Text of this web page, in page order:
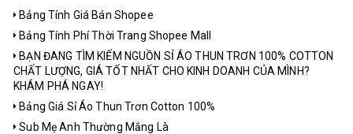
Bảng Tính Giá Bán Shopee
Bảng Tính Phí Thời Trang Shopee Mall
BẠN ĐANG TÌM KIẾM NGUỒN SỈ ÁO THUN TRƠN 100% COTTON
CHẤT LƯỢNG, GIÁ TỐT NHẤT CHO KINH DOANH CỦA MÌNH?
KHÁM PHÁ NGAY!
Bảng Giá Sỉ Áo Thun Trơn Cotton 100%
Sub Mẹ Anh Thường Mắng Là